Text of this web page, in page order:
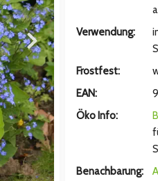
Zum nächsten Bild
Verwendung:
Frostfest:
EAN:
Öko Info:
Benachbarung: